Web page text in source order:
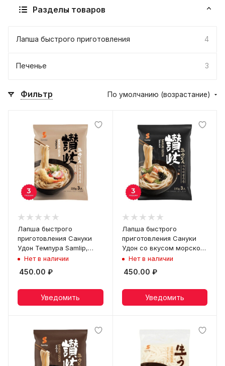
Разделы товаров
Лапша быстрого приготовления 4
Печенье 3
Фильтр По умолчанию (возрастание)
Лапша быстрого
приготовления Сануки
Удон Темпура Samlip,
пачка 684 г
Нет в наличии
450.00 ₽
Уведомить
Лапша быстрого
приготовления Сануки
Удон со вкусом морской
капусты Samlip, пачка 672
Нет в наличии
450.00 ₽
Уведомить